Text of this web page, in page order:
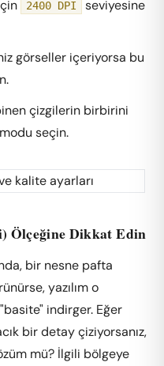
2400 DPI
seviyesine
görseller içeriyorsa bu
çizgilerin birbirini
seçin.
Ölçeğine Dikkat Edin
bir nesne pafta
yazılım o
indirger. Eğer
bir detay çiziyorsanız,
mü? İlgili bölgeye